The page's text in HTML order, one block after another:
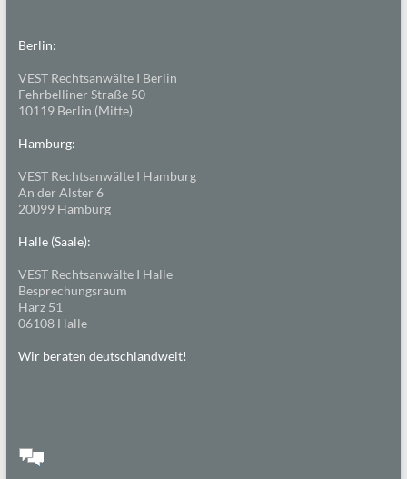
Berlin:
VEST Rechtsanwälte I Berlin
Fehrbelliner Straße 50
10119 Berlin (Mitte)
Hamburg:
VEST Rechtsanwälte I Hamburg
An der Alster 6
20099 Hamburg
Halle (Saale):
VEST Rechtsanwälte I Halle
Besprechungsraum
Harz 51
06108 Halle
Wir beraten deutschlandweit!